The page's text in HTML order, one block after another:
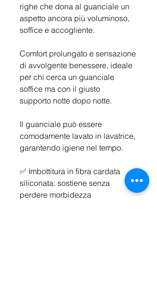
righe che dona al guanciale un
aspetto ancora più voluminoso,
soffice e accogliente.
Comfort prolungato e sensazione
di avvolgente benessere, ideale
per chi cerca un guanciale
soffice ma con il giusto
supporto notte dopo notte.
Il guanciale può essere
comodamente lavato in lavatrice,
garantendo igiene nel tempo.
✅​ Imbottitura in fibra cardata
siliconata: sostiene senza
perdere morbidezza